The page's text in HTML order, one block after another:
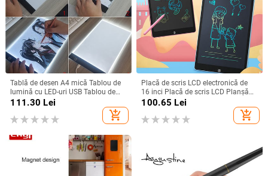
Tablă de desen A4 mică Tablou de
lumină cu LED-uri USB Tablou de
copiere de artă Tablă de pictură de
educaționale pentru copii
111.30 Lei
add_shopping_cart
Placă de scris LCD electronică de
16 inci Placă de scris LCD Planșă
de desen pentru copii de o singură
100.65 Lei
add_shopping_cart